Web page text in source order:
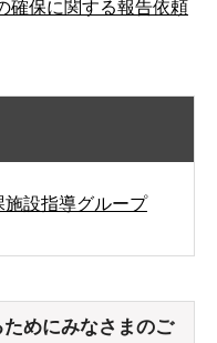
確保に関する報告依頼
設指導グループ
めにみなさまのご